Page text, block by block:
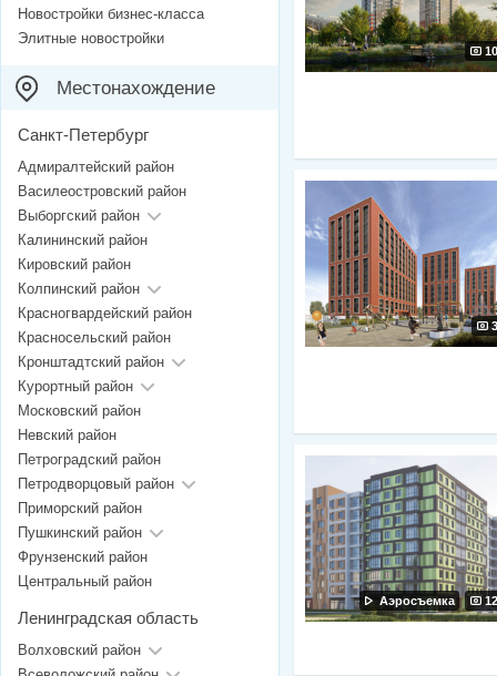
Аэросъемка
Новостройки бизнес-класса
Элитные новостройки
Местонахождение
Санкт-Петербург
Адмиралтейский район
Василеостровский район
Выборгский район
Калининский район
Кировский район
Колпинский район
Красногвардейский район
Красносельский район
Кронштадтский район
Курортный район
Московский район
Невский район
Петроградский район
Петродворцовый район
Приморский район
Пушкинский район
Фрунзенский район
Центральный район
Ленинградская область
Волховский район